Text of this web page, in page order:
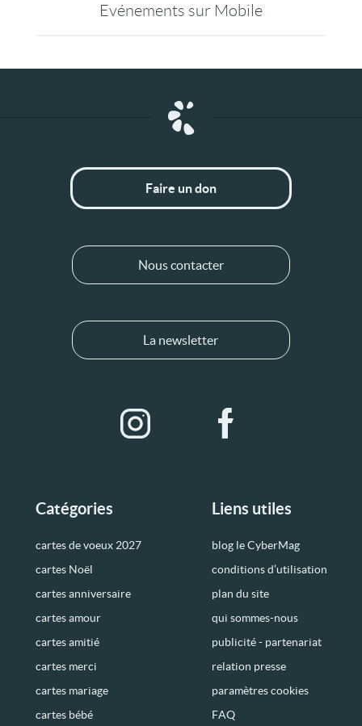
Evénements sur Mobile
Catégories
cartes de voeux 2027
cartes Noël
cartes anniversaire
cartes amour
cartes amitié
cartes merci
cartes mariage
cartes bébé
Liens utiles
blog le CyberMag
conditions d’utilisation
plan du site
qui sommes-nous
publicité - partenariat
relation presse
paramètres cookies
FAQ
Faire un don
Nous contacter
La newsletter